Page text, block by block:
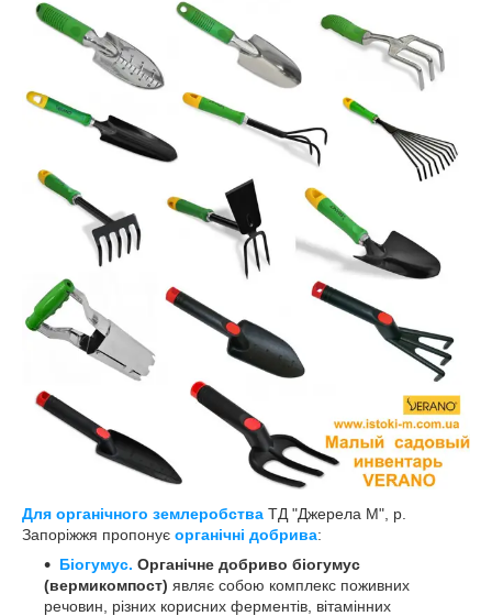
Для органічного землеробства ТД "Джерела М", р.
Запоріжжя пропонує органічні добрива:
Біогумус. Органічне добриво біогумус
(вермикомпост) являє собою комплекс поживних
речовин, різних корисних ферментів, вітамінних